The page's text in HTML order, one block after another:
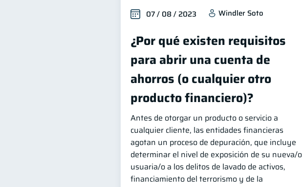
07 / 08 / 2023 Windler Soto
¿Por qué existen requisitos
para abrir una cuenta de
ahorros (o cualquier otro
producto financiero)?
Antes de otorgar un producto o servicio a
cualquier cliente, las entidades financieras
agotan un proceso de depuración, que incluye
determinar el nivel de exposición de su nueva/o
usuaria/o a los delitos de lavado de activos,
financiamiento del terrorismo y de la